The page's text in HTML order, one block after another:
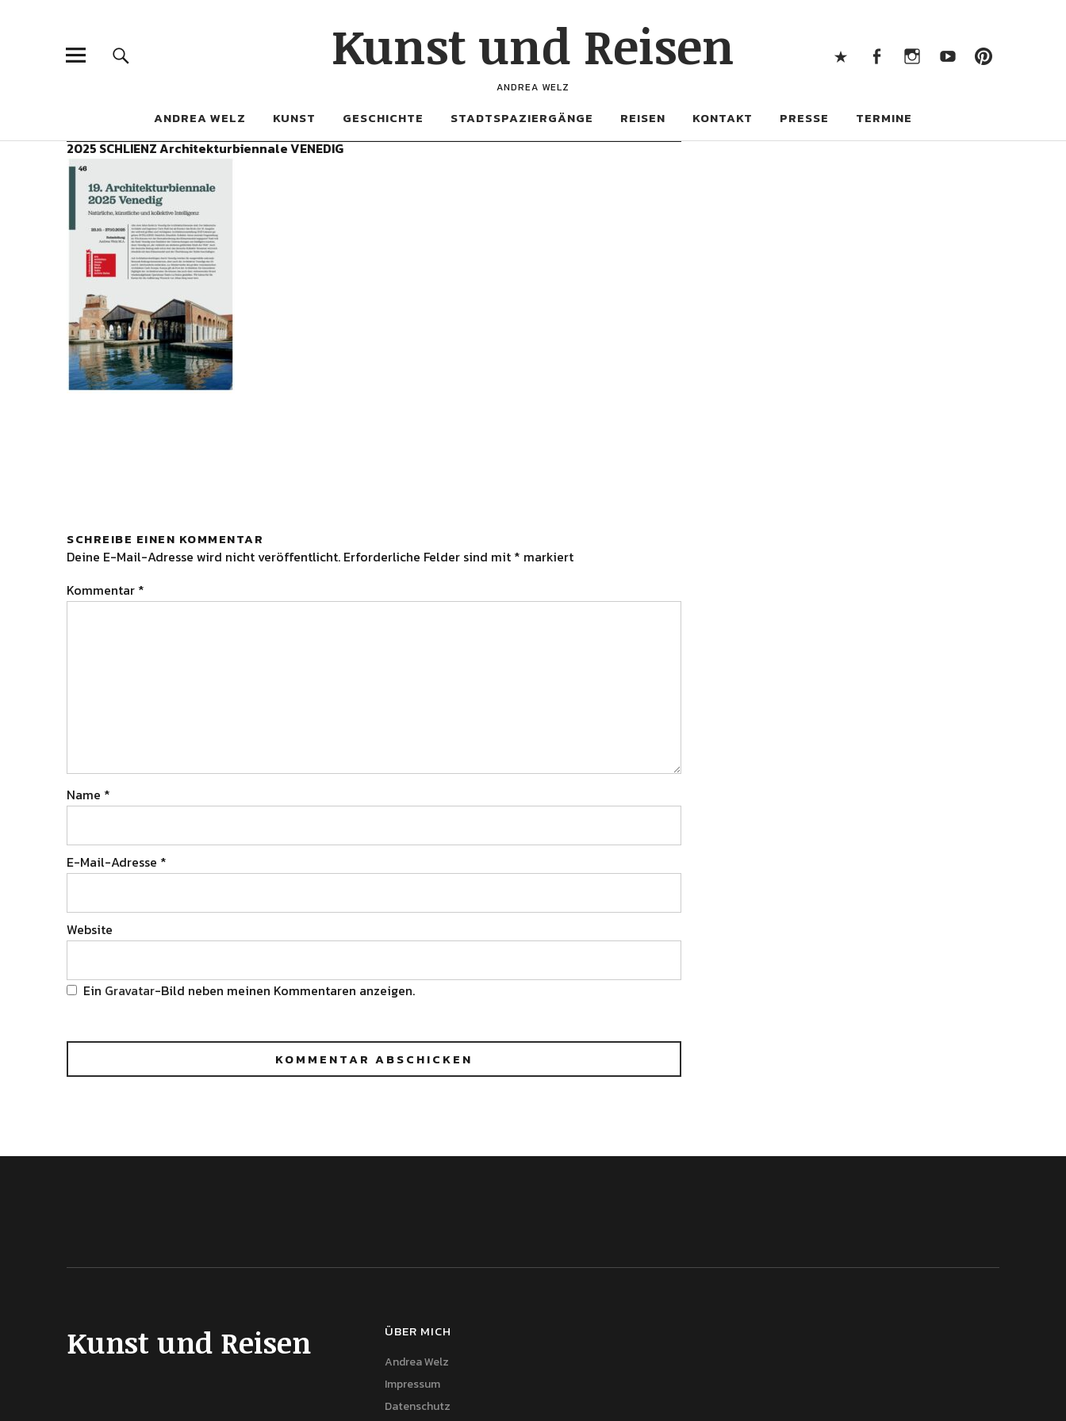
Kunst und Reisen
ANDREA WELZ
ANDREA WELZ KUNST GESCHICHTE STADTSPAZIERGÄNGE REISEN KONTAKT PRESSE TERMINE
2025 SCHLIENZ Architekturbiennale VENEDIG
SCHREIBE EINEN KOMMENTAR
Deine E-Mail-Adresse wird nicht veröffentlicht. Erforderliche Felder sind mit * markiert
Kommentar *
Name *
E-Mail-Adresse *
Website
Ein Gravatar-Bild neben meinen Kommentaren anzeigen.
Kunst und Reisen ÜBER MICH
Andrea Welz
Impressum
Datenschutz